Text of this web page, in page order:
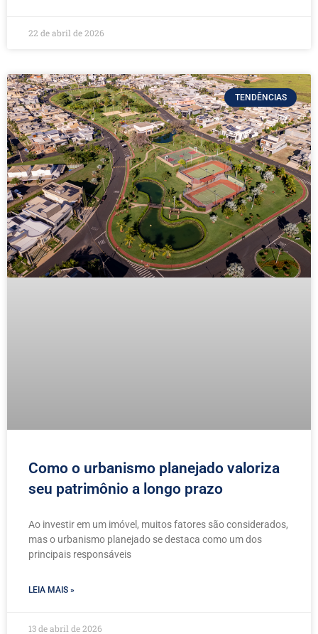
22 de abril de 2026
TENDÊNCIAS
Como o urbanismo planejado valoriza
seu patrimônio a longo prazo
Ao investir em um imóvel, muitos fatores são considerados,
mas o urbanismo planejado se destaca como um dos
principais responsáveis
LEIA MAIS »
13 de abril de 2026